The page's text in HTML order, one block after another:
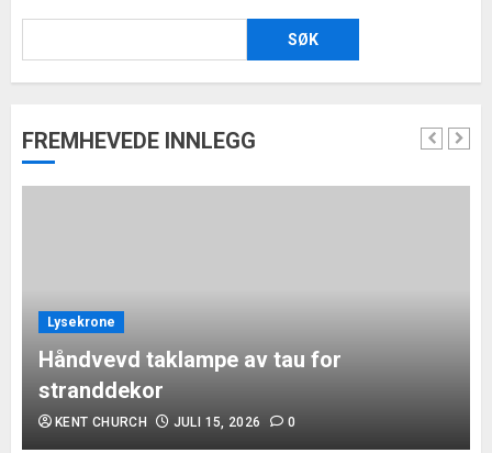
SØK
FREMHEVEDE INNLEGG
Lysekrone
Håndvevd taklampe av tau for
stranddekor
KENT CHURCH JULI 15, 2026 0